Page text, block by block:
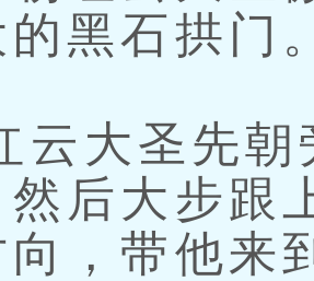
的黑石拱门
大圣先朝
然后大步跟
向，带他来